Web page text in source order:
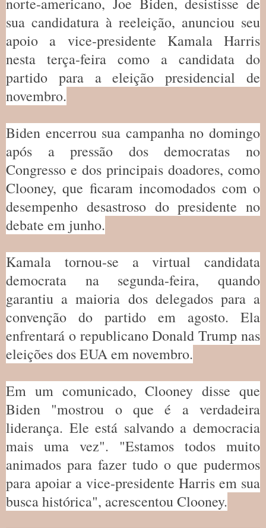
sua candidatura à reeleição, anunciou seu
apoio a vice-presidente Kamala Harris
nesta terça-feira como a candidata do
partido para a eleição presidencial de
novembro.
Biden encerrou sua campanha no domingo
após a pressão dos democratas no
Congresso e dos principais doadores, como
Clooney, que ficaram incomodados com o
desempenho desastroso do presidente no
debate em junho.
Kamala tornou-se a virtual candidata
democrata na segunda-feira, quando
garantiu a maioria dos delegados para a
convenção do partido em agosto. Ela
enfrentará o republicano Donald Trump nas
eleições dos EUA em novembro.
Em um comunicado, Clooney disse que
Biden "mostrou o que é a verdadeira
liderança. Ele está salvando a democracia
mais uma vez". "Estamos todos muito
animados para fazer tudo o que pudermos
para apoiar a vice-presidente Harris em sua
busca histórica", acrescentou Clooney.